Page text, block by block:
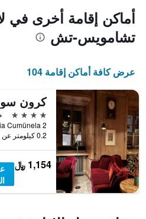
أماكن إقامة أخرى في
تشامويس-تش
عرض كافة أماكن إقامة 104
4 نجوم
0.2 كيلومتر عن وسط المدينة
1,154 ﷼